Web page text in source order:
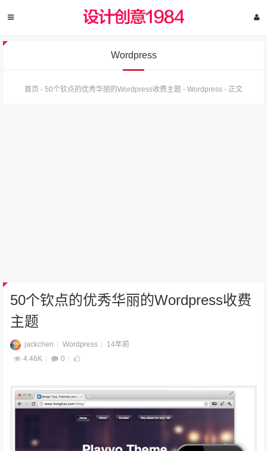
Wordpress
首页 - 50个钦点的优秀华丽的Wordpress收费主题 - Wordpress - 正文
50个钦点的优秀华丽的Wordpress收费
主题
jackchen Wordpress
14年前
4.46K
0